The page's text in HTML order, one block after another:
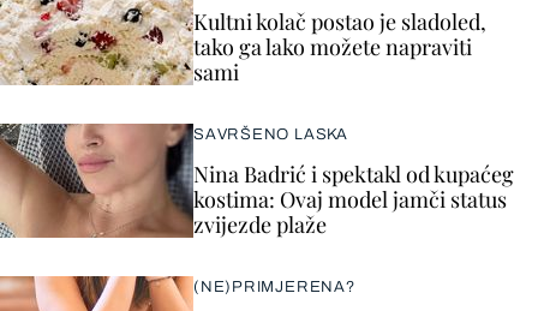
Kultni kolač postao je sladoled,
tako ga lako možete napraviti
sami
SAVRŠENO LASKA
Nina Badrić i spektakl od kupaćeg
kostima: Ovaj model jamči status
zvijezde plaže
(NE)PRIMJERENA?